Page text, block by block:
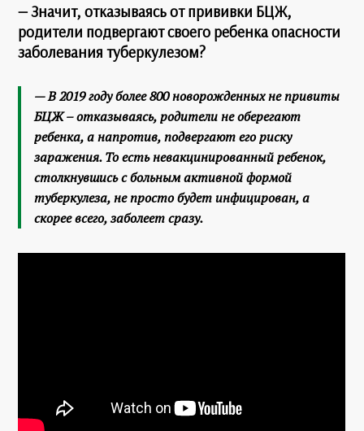
— Значит, отказываясь от прививки БЦЖ,
родители подвергают своего ребенкаопасности
заболевания туберкулезом?
— В 2019 году более 800 новорожденных не привиты
БЦЖ – отказываясь, родители не оберегают
ребенка, а напротив, подвергают его риску
заражения. То есть невакцинированный ребенок,
столкнувшись с больным активной формой
туберкулеза, не просто будет инфицирован, а
скорее всего, заболеет сразу.